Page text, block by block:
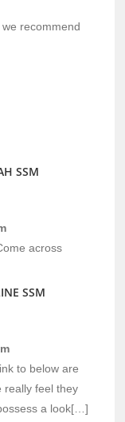
recommend
SSM
across
SSM
to below are
really feel they
a look[…]